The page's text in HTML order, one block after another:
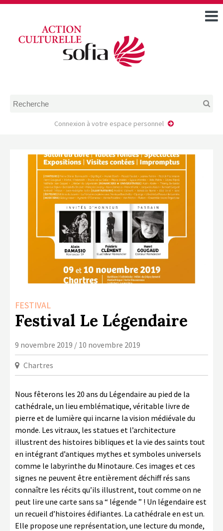
DOSSIERS DE DEMANDE
FAIRE UNE DEMANDE D’AIDE
MODÈLE D’ACCORD DE
PRESTATION
AUTEUR/PORTEUR DE
PROJET
LA COPIE PRIVÉE
NUMÉRIQUE
PRIVÉE
CONTACTS
Connexion à votre espace personnel
FESTIVAL
Festival Le Légendaire
9 novembre 2019 / 10 novembre 2019
Chartres
Nous fêterons les 20 ans du Légendaire au pied de la
cathédrale, un lieu emblématique, véritable livre de
pierre et de lumière qui incarne la vision médiévale du
monde. Les vitraux, les statues et l’architecture
illustrent des histoires bibliques et la vie des saints tout
en intégrant d’antiques mythes et symboles universels
comme le labyrinthe du Minotaure. Ces images et ces
signes ne peuvent être entièrement déchiff rés sans
connaître les récits qu’ils illustrent, tout comme on ne
peut lire une carte sans sa “ légende ” ! Un légendaire est
un recueil d’histoires édifiantes. La cathédrale en est un.
Elle propose une représentation, une lecture du monde,